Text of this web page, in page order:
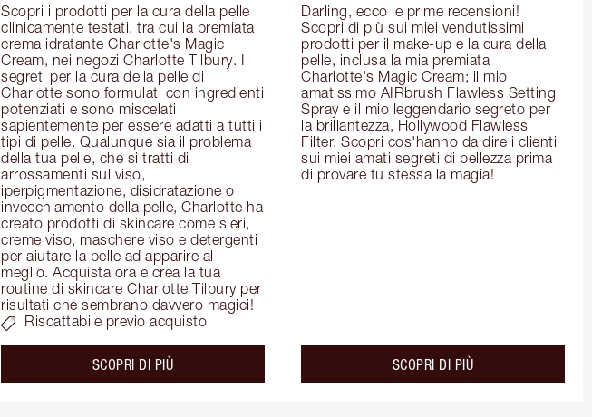
Scopri i prodotti per la cura della pelle
clinicamente testati, tra cui la premiata
crema idratante Charlotte's Magic
Cream, nei negozi Charlotte Tilbury. I
segreti per la cura della pelle di
Charlotte sono formulati con ingredienti
potenziati e sono miscelati
sapientemente per essere adatti a tutti i
tipi di pelle. Qualunque sia il problema
della tua pelle, che si tratti di
arrossamenti sul viso,
iperpigmentazione, disidratazione o
invecchiamento della pelle, Charlotte ha
creato prodotti di skincare come sieri,
creme viso, maschere viso e detergenti
per aiutare la pelle ad apparire al
meglio. Acquista ora e crea la tua
routine di skincare Charlotte Tilbury per
risultati che sembrano davvero magici!
Riscattabile previo acquisto
SCOPRI DI PIÙabout the
Darling, ecco le prime recensioni!
Scopri di più sui miei vendutissimi
prodotti per il make-up e la cura della
pelle, inclusa la mia premiata
Charlotte's Magic Cream; il mio
amatissimo AIRbrush Flawless Setting
Spray e il mio leggendario segreto per
la brillantezza, Hollywood Flawless
Filter. Scopri cos'hanno da dire i clienti
sui miei amati segreti di bellezza prima
di provare tu stessa la magia!
SCOPRI DI PIÙabout the